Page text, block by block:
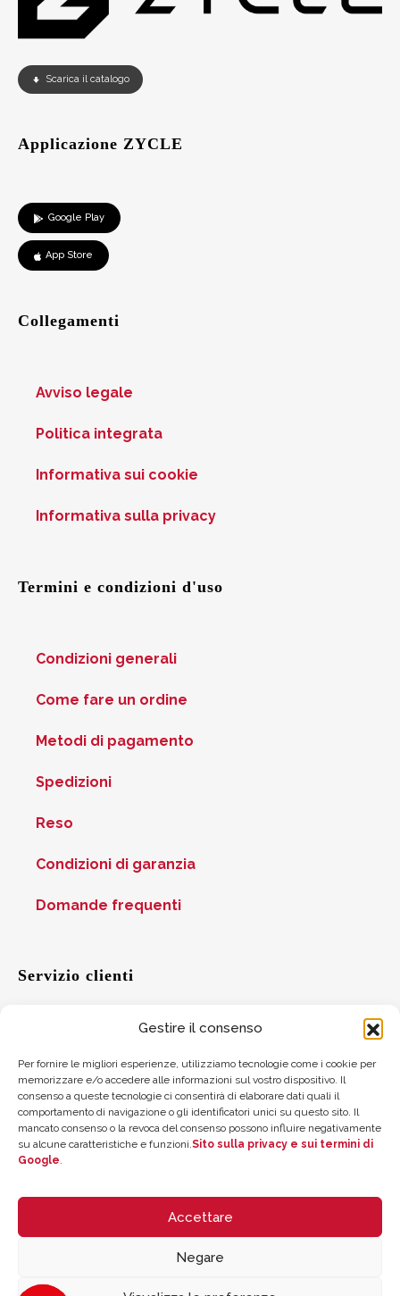
Gestire il consenso
Per fornire le migliori esperienze, utilizziamo tecnologie come i cookie per
memorizzare e/o accedere alle informazioni sul vostro dispositivo. Il
consenso a queste tecnologie ci consentirà di elaborare dati quali il
comportamento di navigazione o gli identificatori unici su questo sito. Il
mancato consenso o la revoca del consenso possono influire negativamente
su alcune caratteristiche e funzioni.Sito sulla privacy e sui termini di
Google.
Accettare
Negare
Scarica il catalogo
Applicazione ZYCLE
Google Play
App Store
Collegamenti
Avviso legale
Politica integrata
Informativa sui cookie
Informativa sulla privacy
Termini e condizioni d'uso
Condizioni generali
Come fare un ordine
Metodi di pagamento
Spedizioni
Reso
Condizioni di garanzia
Domande frequenti
Servizio clienti
Suggerimenti
Dove trovarci
Saldo della carta regalo